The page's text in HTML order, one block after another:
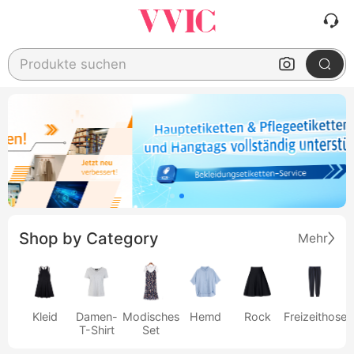
Produkte suchen
Shop by Category Mehr
Kleid
Damen-
T-Shirt
Modisches
Set
Hemd Rock Freizeithose